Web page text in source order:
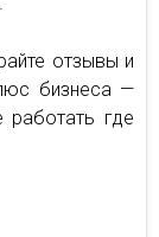
отзывы и
бизнеса —
работать где